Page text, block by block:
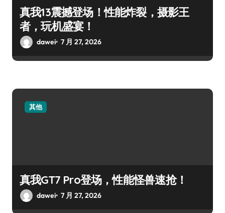
真我13震撼登场！性能炸裂，摄影王
者，玩机盛宴！
dawei 7 月 27, 2026
其他
真我GT7 Pro登场，性能怪兽速抢！
dawei 7 月 27, 2026